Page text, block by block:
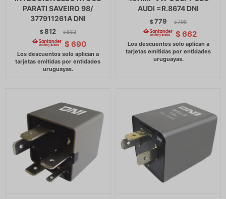
PARATI SAVEIRO 98/
377911261A DNI
$812 $ 832
$ 690
AUDI =R.8674 DNI
$779 $ 798
$ 662